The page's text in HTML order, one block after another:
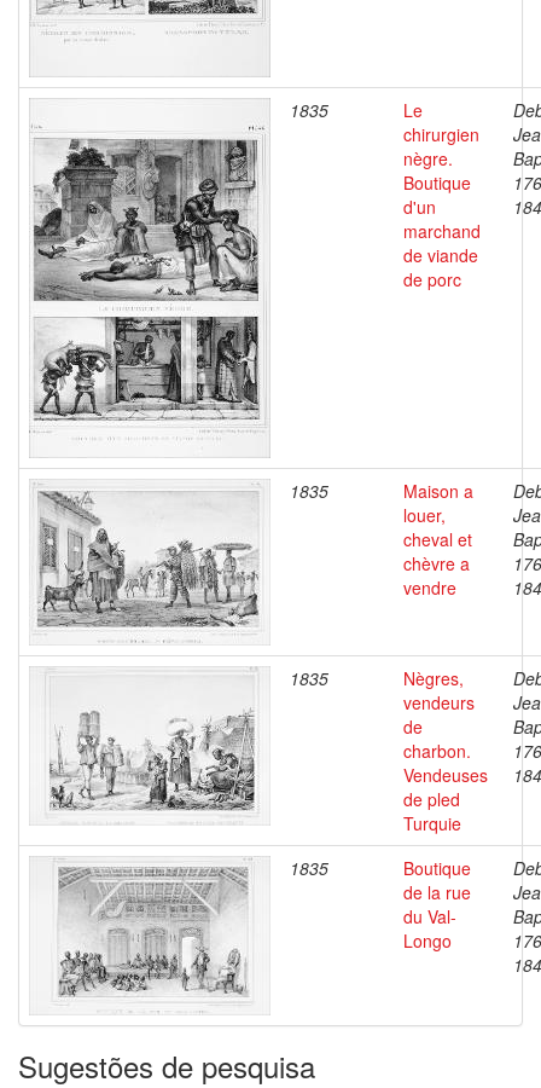
1835
Le
chirurgien
nègre.
Boutique
d'un
marchand
de viande
de porc
1835
Maison a
louer,
cheval et
chèvre a
vendre
1835
Nègres,
vendeurs
de
charbon.
Vendeuses
de pled
Turquie
1835
Boutique
de la rue
du Val-
Longo
Sugestões de pesquisa